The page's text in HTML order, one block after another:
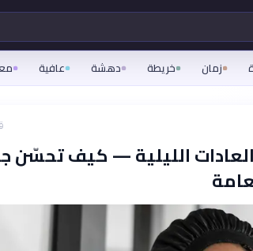
زمان خريطة دهشة عافية
الليلية — كيف تحسّن